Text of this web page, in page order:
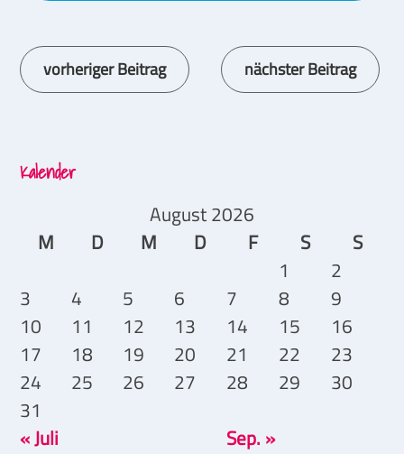
Continue
vorheriger Beitrag nächster Beitrag
Kalender
August 2026
M
D M D F S
S
1
2
3
4 5 6 7 8
9
10
11 12 13 14 15
16
17
18 19 20 21 22
23
24
25 26 27 28 29
30
31
« Juli
Sep. »